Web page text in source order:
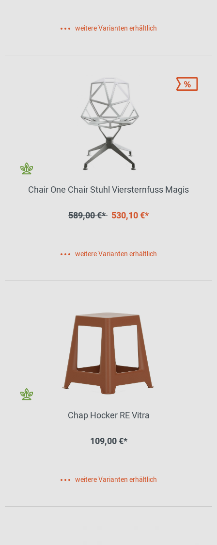
weitere Varianten erhältlich
Chair One Chair Stuhl Viersternfuss Magis
589,00 €* 530,10 €*
weitere Varianten erhältlich
Chap Hocker RE Vitra
109,00 €*
weitere Varianten erhältlich